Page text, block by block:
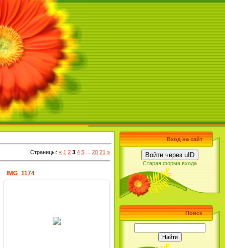
Страницы: « 1 2 3 4 5 20 21 »
IMG_1174
Вход на сайт
Войти через uID
Старая форма входа
Поиск